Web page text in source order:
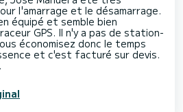
l'amarrage et le désamarrage.
équipé et semble bien
GPS. Il n'y a pas de station-
économisez donc le temps
et c'est facturé sur devis.